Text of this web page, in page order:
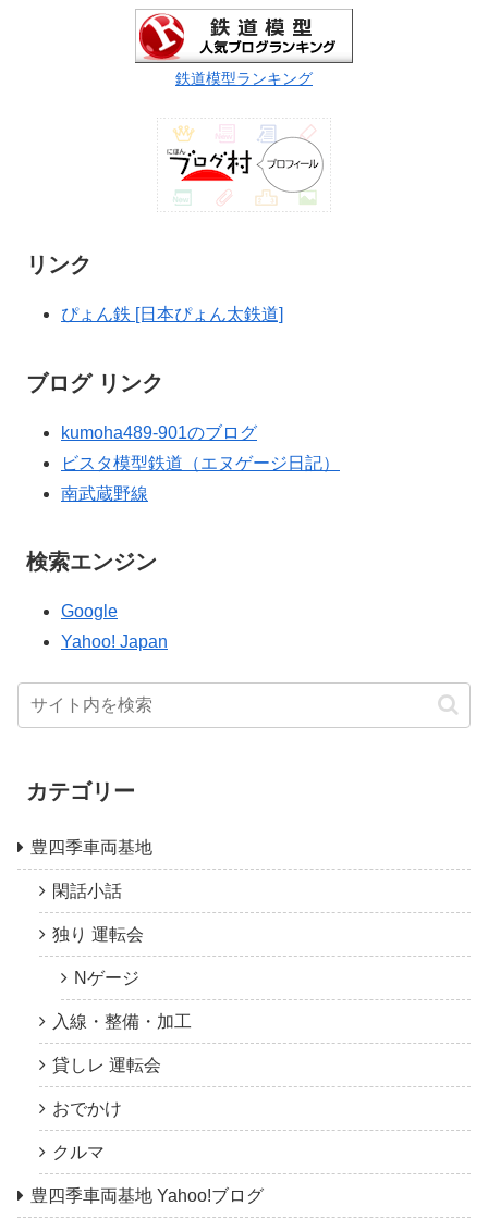
鉄道模型ランキング
リンク
ぴょん鉄 [日本ぴょん太鉄道]
ブログ リンク
kumoha489-901のブログ
ビスタ模型鉄道（エヌゲージ日記）
南武蔵野線
検索エンジン
Google
Yahoo! Japan
カテゴリー
豊四季車両基地
閑話小話
独り 運転会
Nゲージ
入線・整備・加工
貸しレ 運転会
おでかけ
クルマ
豊四季車両基地 Yahoo!ブログ